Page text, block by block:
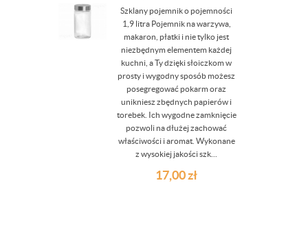
Szklany pojemnik o pojemności
1,9 litra Pojemnik na warzywa,
makaron, płatki i nie tylko jest
niezbędnym elementem każdej
kuchni, a Ty dzięki słoiczkom w
prosty i wygodny sposób możesz
posegregować pokarm oraz
unikniesz zbędnych papierów i
torebek. Ich wygodne zamknięcie
pozwoli na dłużej zachować
właściwości i aromat. Wykonane
z wysokiej jakości szk...
17,00zł